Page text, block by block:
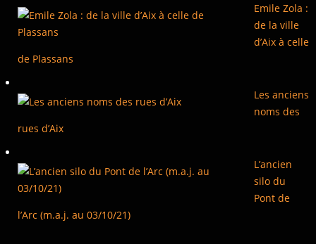
Emile Zola :
de la ville
d’Aix à celle
de Plassans
Les anciens
noms des
rues d’Aix
L’ancien
silo du
Pont de
l’Arc (m.a.j. au 03/10/21)